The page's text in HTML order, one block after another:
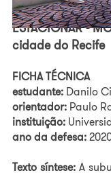
ESTACIONAR -
cidade do Recife
FICHA TÉCNICA
estudante: Danilo
orientador: Paulo
instituição:
ano da defesa:
Texto síntese: A